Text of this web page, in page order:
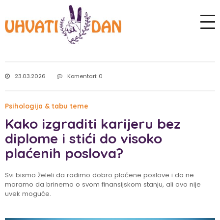
23.03.2026 Komentari: 0
Psihologija & tabu teme
Kako izgraditi karijeru bez
diplome i stići do visoko
plaćenih poslova?
Svi bismo želeli da radimo dobro plaćene poslove i da ne
moramo da brinemo o svom finansijskom stanju, ali ovo nije
uvek moguće.